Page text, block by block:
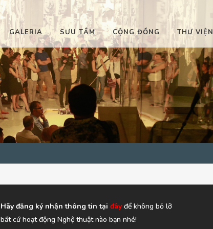
GALERIA SƯU TẦM CỘNG ĐỒNG THƯ VIỆN
Hãy đăng ký nhận thông tin tại đâyđể không bỏ lỡ
bất cứ hoạt động Nghệ thuật nào bạn nhé!